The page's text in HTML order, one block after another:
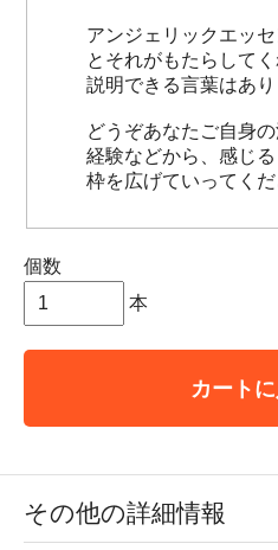
アンジェリックエッ
とそれがもたらして
説明できる言葉はあり
どうぞあなたご自身の
経験などから、感じ
枠を広げていってくだ
個数
本
カート
その他の詳細情報